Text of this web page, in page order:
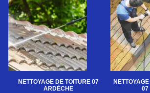
NETTOYAGE DE TOITURE 07
ARDÈCHE
07